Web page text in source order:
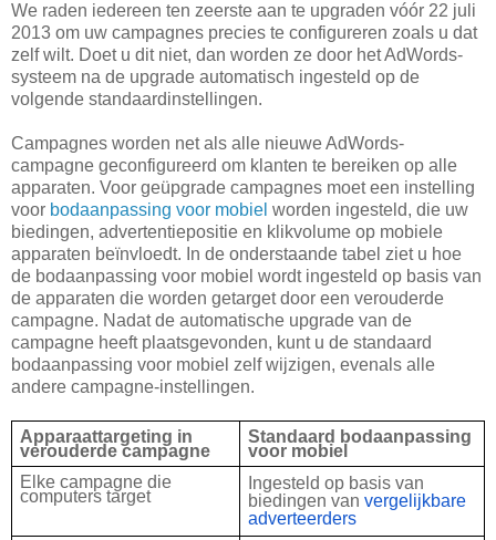
We raden iedereen ten zeerste aan te upgraden vóór 22 juli
2013 om uw campagnes precies te configureren zoals u dat
zelf wilt. Doet u dit niet, dan worden ze door het AdWords-
systeem na de upgrade automatisch ingesteld op de
volgende standaardinstellingen.
Campagnes worden net als alle nieuwe AdWords-
campagne geconfigureerd om klanten te bereiken op alle
apparaten. Voor geüpgrade campagnes moet een instelling
voor bodaanpassing voor mobiel worden ingesteld, die uw
biedingen, advertentiepositie en klikvolume op mobiele
apparaten beïnvloedt. In de onderstaande tabel ziet u hoe
de bodaanpassing voor mobiel wordt ingesteld op basis van
de apparaten die worden getarget door een verouderde
campagne. Nadat de automatische upgrade van de
campagne heeft plaatsgevonden, kunt u de standaard
bodaanpassing voor mobiel zelf wijzigen, evenals alle
andere campagne-instellingen.
Apparaattargeting in
verouderde campagne
Standaard bodaanpassing
voor mobiel
Elke campagne die
computers target
Ingesteld op basis van
biedingen van vergelijkbare
adverteerders